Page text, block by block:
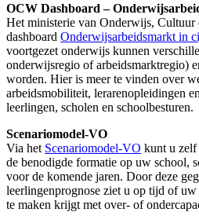
OCW Dashboard –
Het ministerie van Onderwijs, Cultuur
dashboard Onderwijsarbeidsmarkt in
voortgezet onderwijs kunnen
onderwijsregio of arbeidsmarktregio)
worden. Hier is meer te vinden over
arbeidsmobiliteit, lerarenopleidingen
leerlingen, scholen en schoolbesturen.
Scenariomodel-VO
Via het Scenariomodel-VO kunt u zelf
de benodigde formatie op uw school,
voor de komende jaren. Door deze
leerlingenprognose ziet u op tijd of
te maken krijgt met over- of